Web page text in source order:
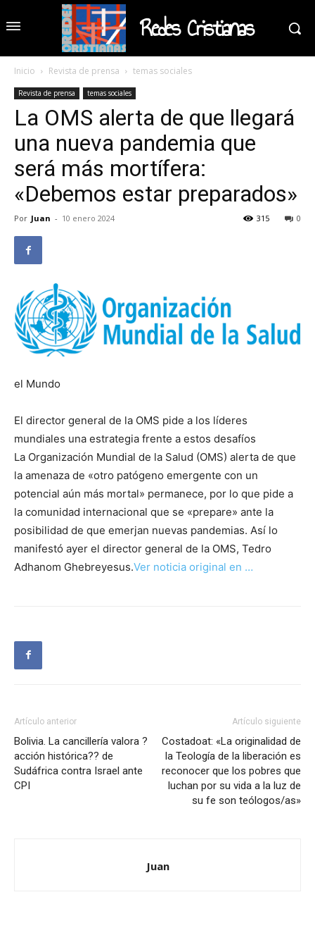
Redes Cristianas
Inicio Revista de prensa temas sociales
Revista de prensa temas sociales
La OMS alerta de que llegará
una nueva pandemia que
será más mortífera:
«Debemos estar preparados»
Por Juan - 10 enero 2024 0
315
el Mundo
El director general de la OMS pide a los líderes
mundiales una estrategia frente a estos desafíos
La Organización Mundial de la Salud (OMS) alerta de que
la amenaza de «otro patógeno emergente con un
potencial aún más mortal» permanece, por lo que pide a
la comunidad internacional que se «prepare» ante la
posibilidad de que emerjan nuevas pandemias. Así lo
manifestó ayer el director general de la OMS, Tedro
Adhanom Ghebreyesus.Ver noticia original en …
Artículo anterior
Bolivia. La cancillería valora ?
acción histórica?? de
Sudáfrica contra Israel ante
CPI
Artículo siguiente
Costadoat: «La originalidad de
la Teología de la liberación es
reconocer que los pobres que
luchan por su vida a la luz de
su fe son teólogos/as»
Juan